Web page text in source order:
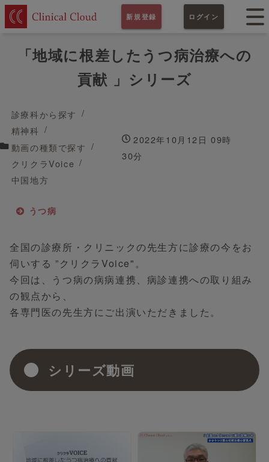
新規登録 ログイン
「地域に根差したうつ病治療への
貢献 」シリーズ
診療科から探す
精神科
動画の種類で探す
クリクラVoice
中国地方
2022年10月12日 09時
30分
うつ病
全国の診療所・クリニックの先生方に診療の今をお
伺いする ”クリクラVoice"。
今回は、うつ病の病病連携、病診連携への取り組み
の観点から、
各専門医の先生方にご出演いただきました。
シリーズ動画